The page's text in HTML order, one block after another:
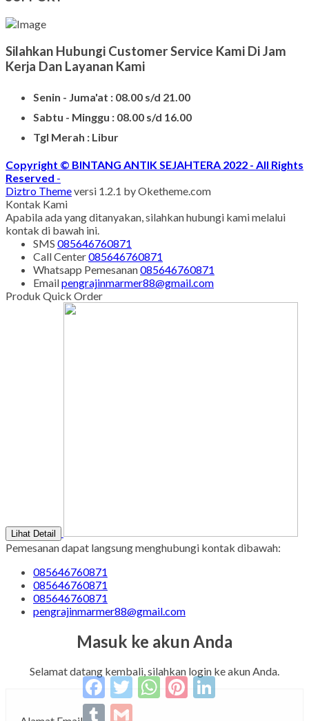
SUPPORT
Silahkan Hubungi Customer Service Kami Di Jam
Senin - Juma'at : 08.00 s/d 21.00
Sabtu - Minggu : 08.00 s/d 16.00
Tgl Merah : Libur
Copyright © BINTANG ANTIK SEJAHTERA 2022 - All Rights
Reserved-
Diztro Theme
versi 1.2.1 by Oketheme.com
FacebookTwitterWhatsAppPinterest
Tumblr
Kontak Kami
Apabila ada yang ditanyakan, silahkan hubungi kami melalui
kontak di bawah ini.
SMS085646760871
Call Center 085646760871
WhatsappPemesanan085646760871
Emailpengrajinmarmer88@gmail.com
Produk Quick Order
Lihat Detail
Pemesanan dapat langsung menghubungi kontak dibawah:
085646760871
085646760871
085646760871
pengrajinmarmer88@gmail.com
Masuk ke akun Anda
Selamat datang kembali, silahkan login ke akun Anda.